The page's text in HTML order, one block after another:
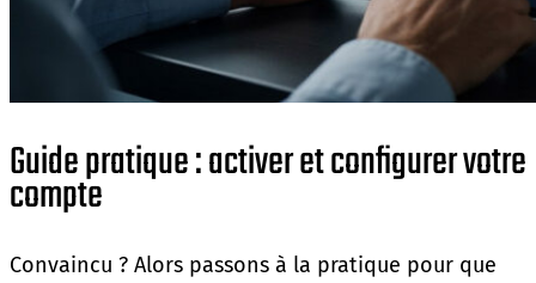
Guide pratique : activer et configurer votre
compte
Convaincu ? Alors passons à la pratique pour que